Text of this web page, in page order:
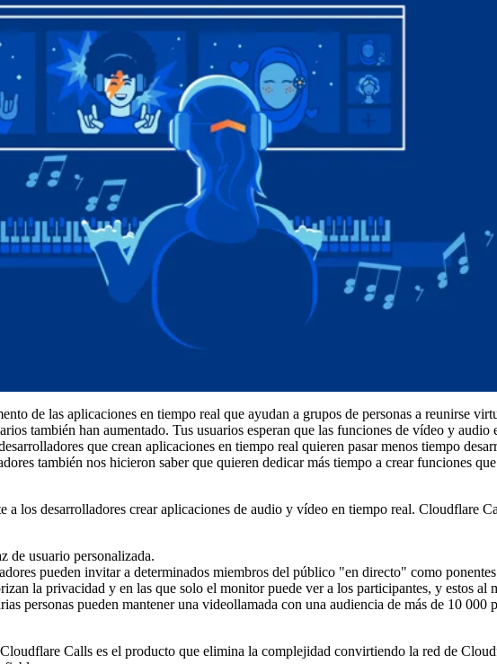
de las aplicaciones en tiempo real que ayudan a grupos de personas a reunirse
también han aumentado. Tus usuarios esperan que las funciones de vídeo y audio
que crean aplicaciones en tiempo real quieren pasar menos tiempo
también nos hicieron saber que quieren dedicar más tiempo a crear funciones
los desarrolladores crear aplicaciones de audio y vídeo en tiempo real. Cloudflare
de usuario personalizada.
pueden invitar a determinados miembros del público "en directo" como
la privacidad y en las que solo el monitor puede ver a los participantes, y estos al
personas pueden mantener una videollamada con una audiencia de más de 10 000
Calls es el producto que elimina la complejidad convirtiendo la red de